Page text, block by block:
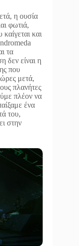
η ουσία
φωτιά,
και
τα
δεν είναι η
που
μετά,
πλανήτες
πλέον να
ένα
του,
στην